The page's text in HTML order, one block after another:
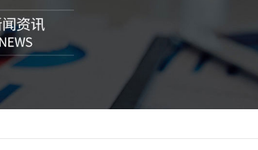
内蒙古无油空压机
鄂尔多斯无油空压机
心式鼓风机 离心式鼓风机
离心式鼓风机
压缩空气干燥机
油移动螺杆机 柴油移动螺杆机
柴油移动螺杆机
油固定螺杆机 柴油固定螺杆机
疑难解答
时事聚焦
其他